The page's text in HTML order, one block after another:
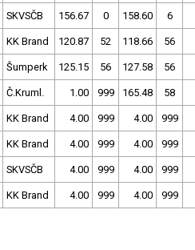
SKVSČB 156.67 0 158.60 6
KK Brand 120.87 52 118.66 56
Šumperk 125.15 56 127.58 56
Č.Kruml. 1.00 999 165.48 58
KK Brand 4.00 999 4.00 999
KK Brand 4.00 999 4.00 999
SKVSČB 4.00 999 4.00 999
KK Brand 4.00 999 4.00 999